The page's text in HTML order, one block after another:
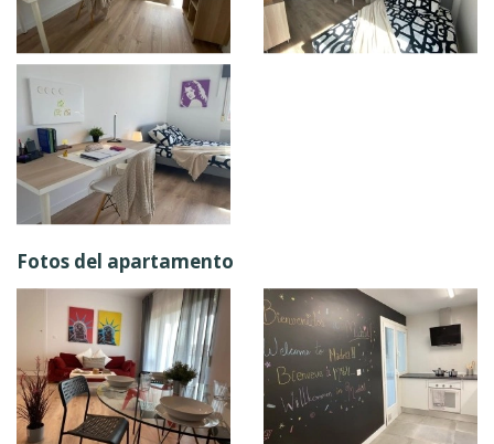
Fotos del apartamento